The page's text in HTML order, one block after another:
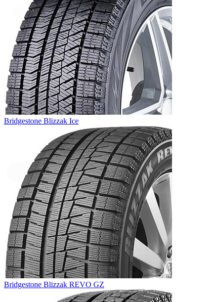
Bridgestone Blizzak Ice
Bridgestone Blizzak REVO GZ